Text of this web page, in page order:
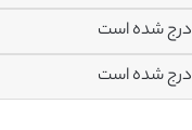
درج شده است
درج شده است